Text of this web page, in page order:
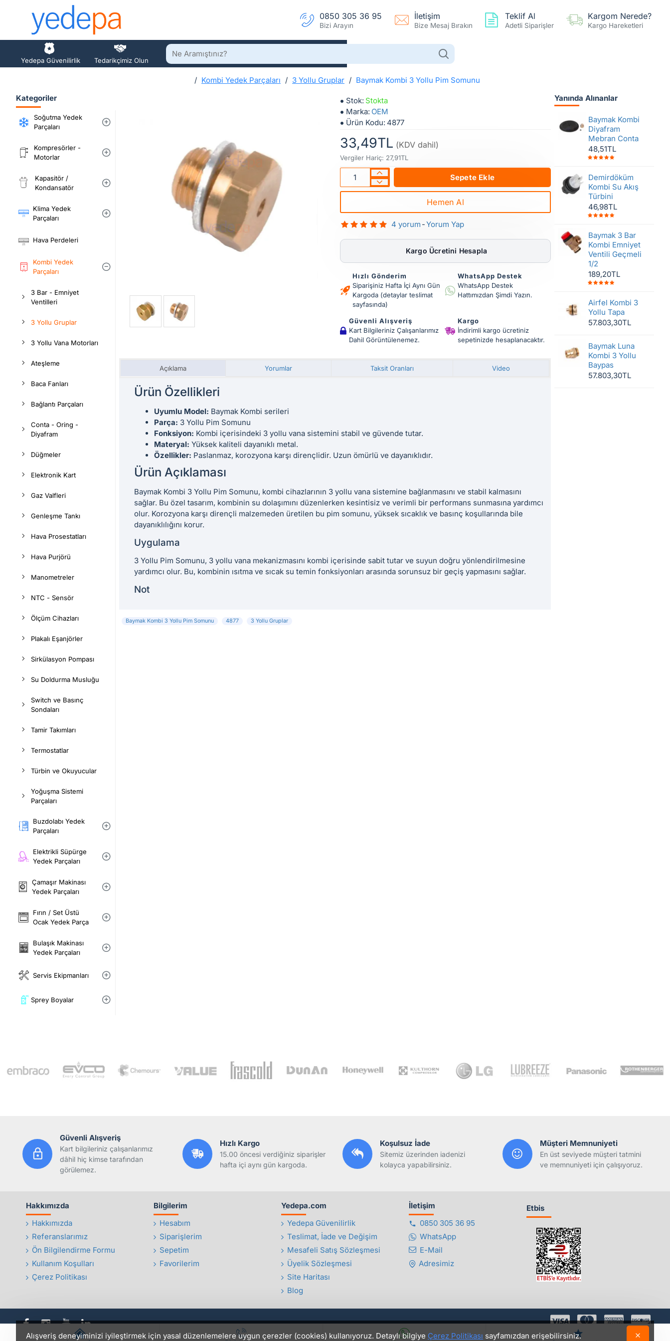
Alışveriş deneyiminizi iyileştirmek için yasal düzenlemelere uygun çerezler (cookies) kullanıyoruz. Detaylı bilgiye Çerez Politikası sayfamızdan erişebilirsiniz.
0850 305 36 95
Bizi Arayın
İletişim
Bize Mesaj Bırakın
Teklif Al
Adetli Siparişler
Kargom Nerede?
Kargo Hareketleri
Yedepa Güvenilirlik Tedarikçimiz Olun
Ne
Aramıştınız?
Kombi Yedek Parçaları 3 Yollu Gruplar
Baymak Kombi 3 Yollu Pim Somunu
Kategoriler
Soğutma Yedek
Parçaları
Kompresörler -
Motorlar
Kapasitör /
Kondansatör
Klima Yedek
Parçaları
Hava Perdeleri
Kombi Yedek
Parçaları
3 Bar - Emniyet
Ventilleri
3 Yollu Gruplar
3 Yollu Vana Motorları
Ateşleme
Baca Fanları
Bağlantı Parçaları
Conta - Oring -
Diyafram
Düğmeler
Elektronik Kart
Gaz Valfleri
Genleşme Tankı
Hava Prosestatları
Hava Purjörü
Manometreler
NTC - Sensör
Ölçüm Cihazları
Plakalı Eşanjörler
Sirkülasyon Pompası
Su Doldurma Musluğu
Switch ve Basınç
Sondaları
Tamir Takımları
Termostatlar
Türbin ve Okuyucular
Yoğuşma Sistemi
Parçaları
Buzdolabı Yedek
Parçaları
Elektrikli Süpürge
Yedek Parçaları
Çamaşır Makinası
Yedek Parçaları
Fırın / Set Üstü
Ocak Yedek Parça
Bulaşık Makinası
Yedek Parçaları
Servis Ekipmanları
Sprey Boyalar
Stok: Stokta
Marka: OEM
Ürün Kodu: 4877
4 yorum -Yorum Yap
33,49TL (KDV dahil)
Vergiler Hariç: 27,91TL
Sepete Ekle
Hemen Al
Kargo Ücretini Hesapla
Hızlı Gönderim
Siparişiniz Hafta İçi Aynı Gün
Kargoda (detaylar teslimat
sayfasında)
WhatsApp Destek
WhatsApp Destek
Hattımızdan Şimdi Yazın.
Güvenli Alışveriş
Kart Bilgileriniz Çalışanlarımız
Dahil Görüntülenemez.
Kargo
İndirimli kargo ücretiniz
sepetinizde hesaplanacaktır.
Açıklama Yorumlar Taksit Oranları Video
Ürün Özellikleri
Uyumlu Model: Baymak Kombi serileri
Parça: 3 Yollu Pim Somunu
Fonksiyon: Kombi içerisindeki 3 yollu vana sistemini stabil ve güvende tutar.
Materyal: Yüksek kaliteli dayanıklı metal.
Özellikler: Paslanmaz, korozyona karşı dirençlidir. Uzun ömürlü ve dayanıklıdır.
Ürün Açıklaması
Baymak Kombi 3 Yollu Pim Somunu, kombi cihazlarının 3 yollu vana sistemine bağlanmasını ve stabil kalmasını
sağlar. Bu özel tasarım, kombinin su dolaşımını düzenlerken kesintisiz ve verimli bir performans sunmasına yardımcı
olur. Korozyona karşı dirençli malzemeden üretilen bu pim somunu, yüksek sıcaklık ve basınç koşullarında bile
dayanıklılığını korur.
Uygulama
3 Yollu Pim Somunu, 3 yollu vana mekanizmasını kombi içerisinde sabit tutar ve suyun doğru yönlendirilmesine
yardımcı olur. Bu, kombinin ısıtma ve sıcak su temin fonksiyonları arasında sorunsuz bir geçiş yapmasını sağlar.
Not
Baymak Kombi 3 Yollu Pim Somunu 4877 3 Yollu Gruplar
Yanında Alınanlar
Baymak Kombi
Diyafram
Mebran Conta
48,51TL
Demirdöküm
Kombi Su Akış
Türbini
46,98TL
Baymak 3 Bar
Kombi Emniyet
Ventili Geçmeli
1/2
189,20TL
Airfel Kombi 3
Yollu Tapa
57.803,30TL
Baymak Luna
Kombi 3 Yollu
Baypas
57.803,30TL
Güvenli Alışveriş
Kart bilgileriniz çalışanlarımız
dâhil hiç kimse tarafından
görülemez.
Hızlı Kargo
15.00 öncesi verdiğiniz siparişler
hafta içi aynı gün kargoda.
Koşulsuz İade
Sitemiz üzerinden iadenizi
kolayca yapabilirsiniz.
Müşteri Memnuniyeti
En üst seviyede müşteri tatmini
ve memnuniyeti için çalışıyoruz.
Hakkımızda
Hakkımızda
Referanslarımız
Ön Bilgilendirme Formu
Kullanım Koşulları
Çerez Politikası
Bilgilerim
Hesabım
Siparişlerim
Sepetim
Favorilerim
Yedepa.com
Yedepa Güvenilirlik
Teslimat, İade ve Değişim
Mesafeli Satış Sözleşmesi
Üyelik Sözleşmesi
Site Haritası
Blog
İletişim
0850 305 36 95
WhatsApp
E-Mail
Adresimiz
Etbis